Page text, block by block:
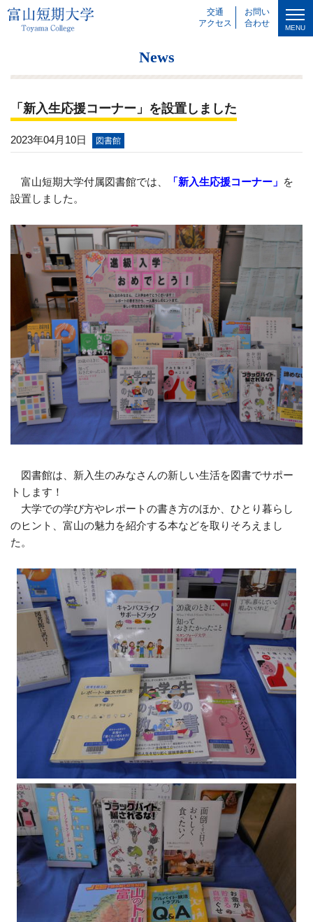
交通
アクセス
お問い
合わせ
MENU
News
「新入生応援コーナー」を設置しました
2023年04月10日 図書館
富山短期大学付属図書館では、 「新入生応援コーナー」 を
設置しました。
図書館は、新入生のみなさんの新しい生活を図書でサポー
トします！
大学での学び方やレポートの書き方のほか、ひとり暮らし
のヒント、富山の魅力を紹介する本などを取りそろえまし
た。